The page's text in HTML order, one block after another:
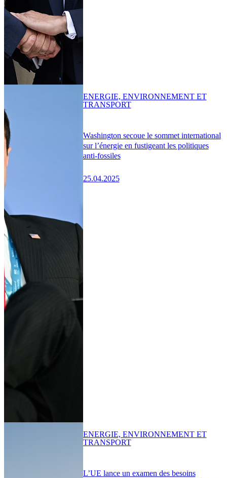
Washington secoue le sommet international
sur l’énergie en fustigeant les politiques
anti-fossiles
25.04.2025
ENERGIE, ENVIRONNEMENT ET
TRANSPORT
L’UE lance un examen des besoins
ENERGIE, ENVIRONNEMENT ET
TRANSPORT